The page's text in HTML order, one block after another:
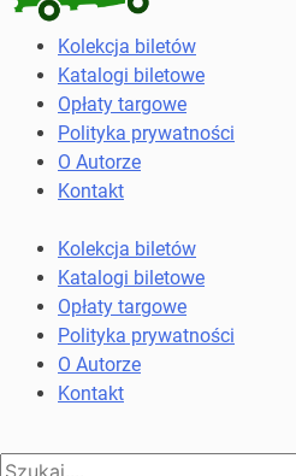
Kolekcja
biletów
komunikacji
miejskiej
kolejowych
Kolekcja biletów
Katalogi biletowe
Opłaty targowe
Polityka prywatności
O Autorze
Kontakt
Kolekcja biletów
Katalogi biletowe
Opłaty targowe
Polityka prywatności
O Autorze
Kontakt
Close
Search